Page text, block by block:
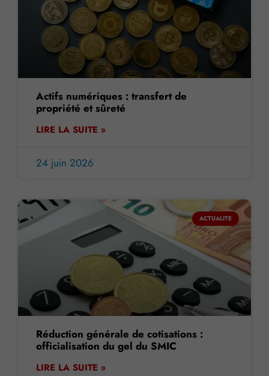
Actifs numériques : transfert de
propriété et sûreté
LIRE LA SUITE »
24 juin 2026
ACTUALITE
Réduction générale de cotisations :
officialisation du gel du SMIC
LIRE LA SUITE »